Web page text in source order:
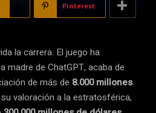
Pinterest
la carrera. El juego ha
madre de ChatGPT, acaba de
de más de 8.000 millones
valoración a la estratosférica,